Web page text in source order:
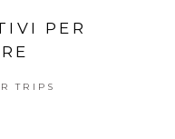
PER
TRIPS